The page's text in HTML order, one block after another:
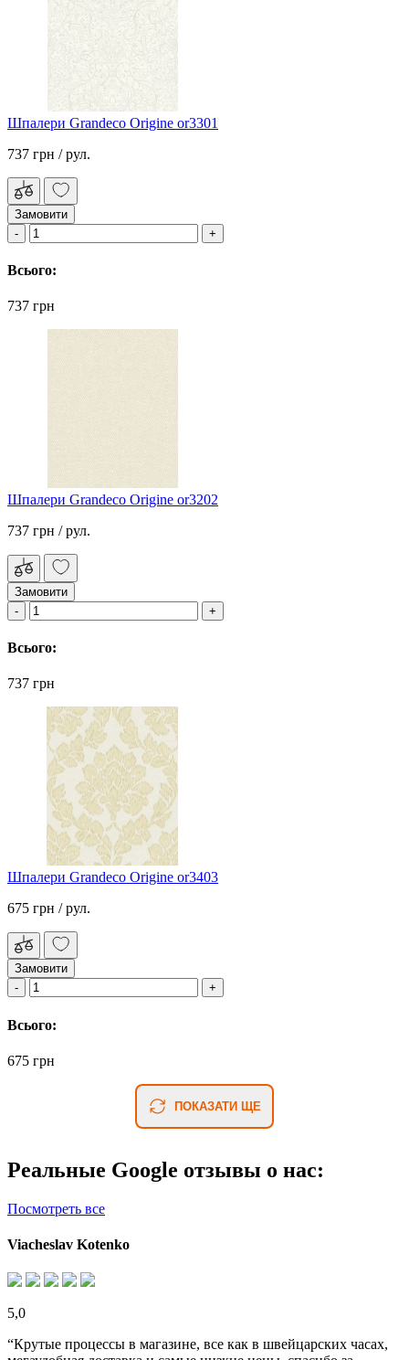
Шпалери Grandeco Origine or3301
737 грн / рул.
Замовити
Всього:
737 грн
Шпалери Grandeco Origine or3202
737 грн / рул.
Замовити
Всього:
737 грн
Шпалери Grandeco Origine or3403
675 грн / рул.
Замовити
Всього:
675 грн
ПОКАЗАТИ ЩЕ
Реальные Google отзывы о нас:
Посмотреть все
Viacheslav Kotenko
5,0
“Крутые процессы в магазине, все как в швейцарских часах,